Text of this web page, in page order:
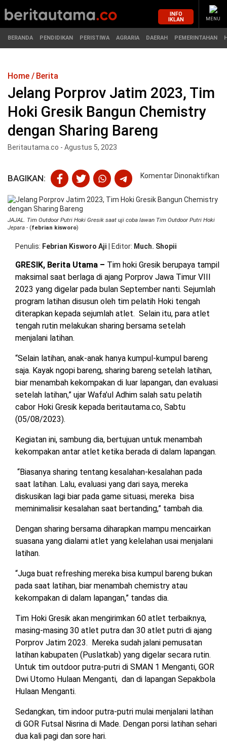
MASUK
BERANDA
PERISTIWA
PEMERINTAHAN
PENDIDIKAN
HUKUM
PENDIDIKAN
BERITABARU.CO
KABARBARU.CO
SERIKATNEWS.COM
PEWARTANUSANTARA.COM
LANGGAR.CO
JOBNAS.COM
SURAU.CO
REDAKSI
TENTANG
KAMI
KERJASAMA
PEDOMAN
MEDIA
CYBER
INFO
IKLAN
MENU
BERANDA PENDIDIKAN PERISTIWA AGRARIA DAERAH PEMERINTAHAN
Home Berita
Jelang Porprov Jatim 2023, Tim
Hoki Gresik Bangun Chemistry
dengan Sharing Bareng
Beritautama.co - Agustus 5, 2023
BAGIKAN: Komentar Dinonaktifkan
JAJAL. Tim Outdoor Putri Hoki Gresik saat uji coba lawan Tim Outdoor Putri Hoki
Jepara - (febrian kisworo)
Penulis Febrian Kisworo Aji Editor Much. Shopii
GRESIK, Berita Utama – Tim hoki Gresik berupaya tampil
maksimal saat berlaga di ajang Porprov Jawa Timur VIII
2023 yang digelar pada bulan September nanti. Sejumlah
program latihan disusun oleh tim pelatih Hoki tengah
diterapkan kepada sejumlah atlet. Selain itu, para atlet
tengah rutin melakukan sharing bersama setelah
menjalani latihan.
“Selain latihan, anak-anak hanya kumpul-kumpul bareng
saja. Kayak ngopi bareng, sharing bareng setelah latihan,
biar menambah kekompakan di luar lapangan, dan evaluasi
setelah latihan,” ujar Wafa’ul Adhim salah satu pelatih
cabor Hoki Gresik kepada beritautama.co, Sabtu
(05/08/2023).
Kegiatan ini, sambung dia, bertujuan untuk menambah
kekompakan antar atlet ketika berada di dalam lapangan.
“Biasanya sharing tentang kesalahan-kesalahan pada
saat latihan. Lalu, evaluasi yang dari saya, mereka
diskusikan lagi biar pada game situasi, mereka bisa
meminimalisir kesalahan saat bertanding,” tambah dia.
Dengan sharing bersama diharapkan mampu mencairkan
suasana yang dialami atlet yang kelelahan usai menjalani
latihan.
“Juga buat refreshing mereka bisa kumpul bareng bukan
pada saat latihan, biar menambah chemistry atau
kekompakan di dalam lapangan,” tandas dia.
Tim Hoki Gresik akan mengirimkan 60 atlet terbaiknya,
masing-masing 30 atlet putra dan 30 atlet putri di ajang
Porprov Jatim 2023. Mereka sudah jalani pemusatan
latihan kabupaten (Puslatkab) yang digelar secara rutin.
Untuk tim outdoor putra-putri di SMAN 1 Menganti, GOR
Dwi Utomo Hulaan Menganti, dan di lapangan Sepakbola
Hulaan Menganti.
Sedangkan, tim indoor putra-putri mulai menjalani latihan
di GOR Futsal Nisrina di Made. Dengan porsi latihan sehari
dua kali pagi dan sore hari.